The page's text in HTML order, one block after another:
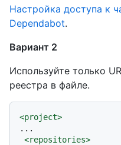
Настройка доступа к
Dependabot.
Вариант 2
Используйте только
реестра в файле.
<project>
...
<repositories>